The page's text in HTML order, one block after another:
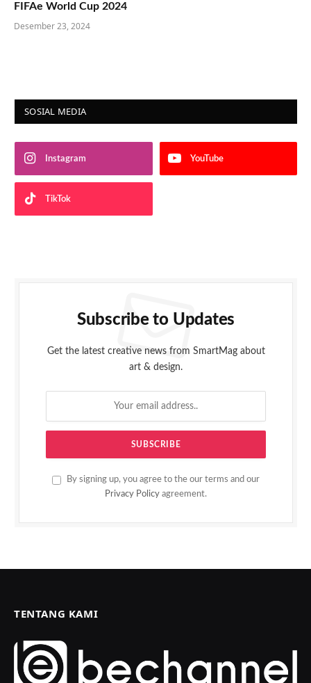
FIFAe World Cup 2024
Desember 23, 2024
SOSIAL MEDIA
Instagram YouTube
TikTok
Subscribe to Updates
Get the latest creative news from SmartMag about
art & design.
By signing up, you agree to the our terms and our
Privacy Policy agreement.
TENTANG KAMI